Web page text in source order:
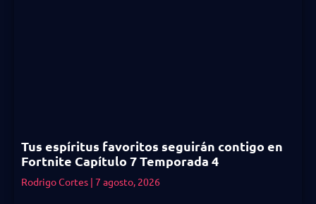
Tus espíritus favoritos seguirán contigo en
Fortnite Capítulo 7 Temporada 4
Rodrigo Cortes 7 agosto, 2026